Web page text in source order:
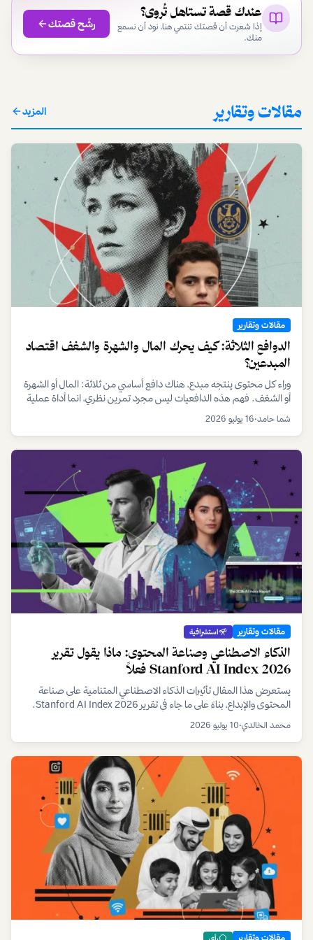
عندك قصة تستاهل تُروى؟
إذا شعرت أن قصتك تنتمي هنا، نود أن نسمع
منك.
رشّح قصتك
مقالات وتقارير المزيد
مقالات وتقارير
الدوافع الثلاثة: كيف يحرك المال والشهرة والشغف اقتصاد
المبدعين؟
وراء كل محتوى ينتجه مبدع، هناك دافع أساسي من ثلاثة: المال أو الشهرة
أو الشغف. فهم هذه الدافعيات ليس مجرد تمرين نظري، انما أداة عملية
والاستدامة المهنية.
شما حامد•16 يوليو 2026
مقالات وتقارير استشرافية
الذكاء الاصطناعي وصناعة المحتوى: ماذا يقول تقرير
Stanford AI Index 2026 فعلاً
يستعرض هذا المقال تأثيرات الذكاء الاصطناعي المتنامية على صناعة
المحتوى والإبداع، بناءً على ما جاء في تقرير Stanford AI Index 2026.
الاصطناعي.
محمد الخالدي•10 يوليو 2026
مقالات وتقارير رأي